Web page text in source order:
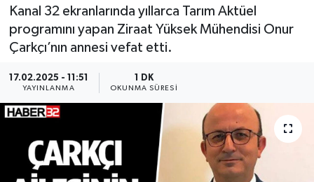
Kanal 32 ekranlarında yıllarca Tarım Aktüel
programını yapan Ziraat Yüksek Mühendisi Onur
Çarkçı’nın annesi vefat etti.
17.02.2025 - 11:51
YAYINLANMA
1 DK
OKUNMA SÜRESI
BİLİM VE TEKNOLOJİ
GENEL
HABERDE İNSAN
Tüm Manşetler
Haber Arşivi